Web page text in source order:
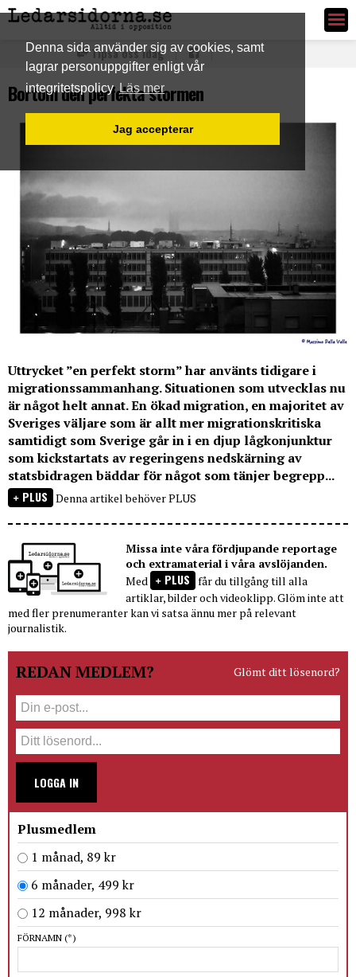
Denna sida använder sig av cookies, samt
lagrar personuppgifter enligt vår
integritetspolicy Läs mer
Jag accepterar
Ledarsidorna.se
Tipsa oss idag
Bortom den perfekta stormen
Uttrycket ”en perfekt storm” har använts tidigare i
migrationssammanhang. Situationen som utvecklas nu
är något helt annat. En ökad migration, en majoritet av
Sveriges väljare som är allt mer migrationskritiska
samtidigt som Sverige går in i en djup lågkonjunktur
som kickstartats av regeringens nedskärning av
statsbidragen bäddar för något som tänjer begrepp...
PLUS Denna artikel behöver PLUS
Missa inte våra fördjupande reportage
och extramaterial i våra avslöjanden.
Med
PLUS får du tillgång till alla
artiklar, bilder och videoklipp. Glöm inte att
med fler prenumeranter kan vi satsa ännu mer på relevant
journalistik.
REDAN MEDLEM? Glömt ditt lösenord?
LOGGA IN
Plusmedlem
1 månad, 89 kr
6 månader, 499 kr
12 månader, 998 kr
FÖRNAMN (*)